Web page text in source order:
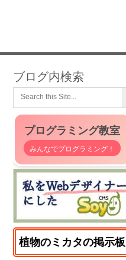
ブログ内検索
プログラミング教室
みんなでプログラミング！
植物のミカタの掲示板